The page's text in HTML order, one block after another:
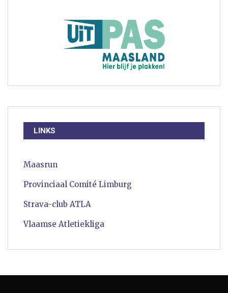
LINKS
Maasrun
Provinciaal Comité Limburg
Strava-club ATLA
Vlaamse Atletiekliga